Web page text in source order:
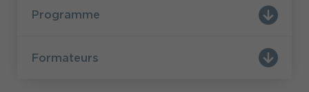
Programme
Formateurs